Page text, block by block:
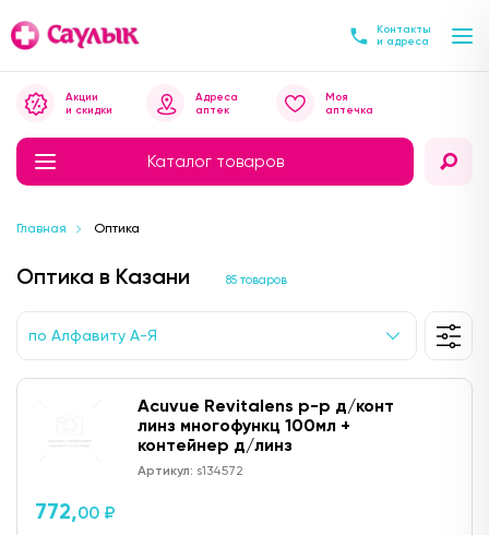
Контакты
и адреса
Каталог товаров
Акции
и скидки
Адреса
аптек
Моя
аптечка
Главная Оптика
Оптика в Казани 85 товаров
по Алфавиту А-Я
Acuvue Revitalens р-р д/конт
линз многофункц 100мл +
контейнер д/линз
Артикул: s134572
772,00 ₽